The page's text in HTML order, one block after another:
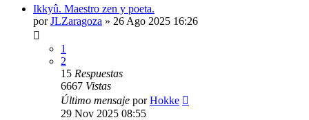
Ikkyû. Maestro zen y poeta.
porJLZaragoza » 26 Ago 2025 16:26
1
2
15 Respuestas
6667 Vistas
Último mensaje porHokke
29 Nov 2025 08:55